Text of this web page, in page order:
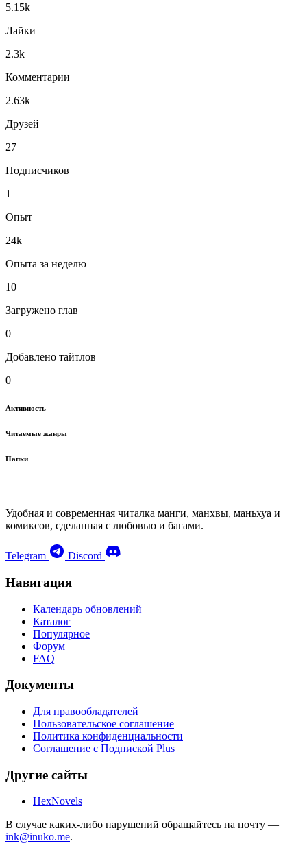
5.15k
Лайки
2.3k
Комментарии
2.63k
Друзей
27
Подписчиков
1
Опыт
24k
Опыта за неделю
10
Загружено глав
0
Добавлено тайтлов
0
Активность
Читаемые жанры
Папки
Удобная и современная читалка манги, манхвы, маньхуа и
комиксов, сделанная с любовью и багами.
Telegram Discord
Навигация
Календарь обновлений
Каталог
Популярное
Форум
FAQ
Документы
Для правообладателей
Пользовательское соглашение
Политика конфиденциальности
Соглашение с Подпиской Plus
Другие сайты
HexNovels
В случае каких-либо нарушений обращайтесь на почту —
ink@inuko.me.